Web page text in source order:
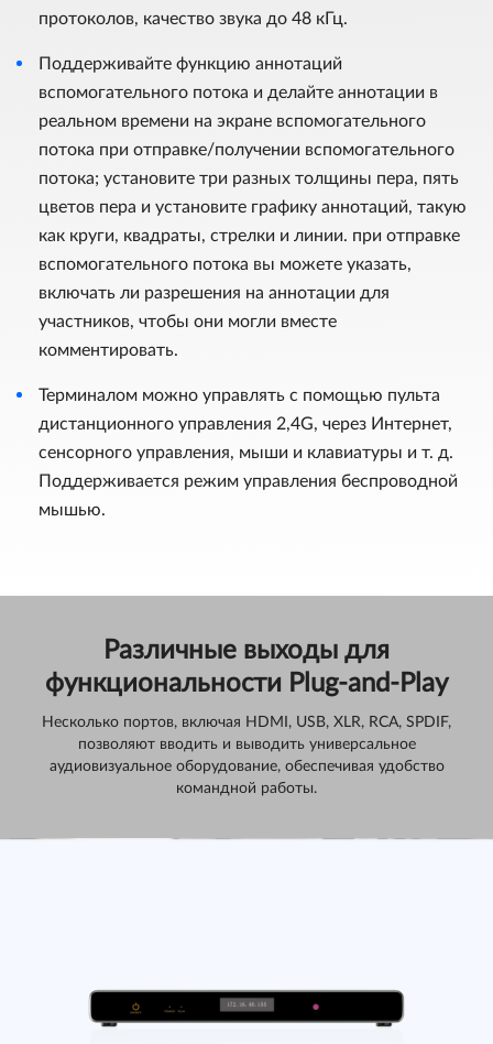
протоколов, качество звука до 48 кГц.
Поддерживайте функцию аннотаций
вспомогательного потока и делайте аннотации в
реальном времени на экране вспомогательного
потока при отправке/получении вспомогательного
потока; установите три разных толщины пера, пять
цветов пера и установите графику аннотаций, такую ​​​​
как круги, квадраты, стрелки и линии. при отправке
вспомогательного потока вы можете указать,
включать ли разрешения на аннотации для
участников, чтобы они могли вместе
комментировать.
Терминалом можно управлять с помощью пульта
дистанционного управления 2,4G, через Интернет,
сенсорного управления, мыши и клавиатуры и т. д.
Поддерживается режим управления беспроводной
мышью.
Различные выходы для
функциональности Plug-and-Play
Несколько портов, включая HDMI, USB, XLR, RCA, SPDIF,
позволяют вводить и выводить универсальное
аудиовизуальное оборудование, обеспечивая удобство
командной работы.